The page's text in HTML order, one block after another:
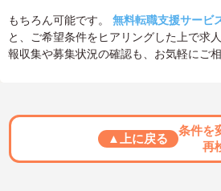
もちろん可能です。 無料転職支援サービ
と、ご希望条件をヒアリングした上で求
報収集や募集状況の確認も、お気軽にご相
▲上に戻る
条件を
再